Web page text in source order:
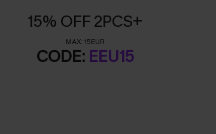
15% OFF 2PCS+
MAX: 15EUR
CODE: EEU15